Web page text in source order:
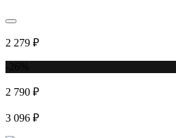
2 279 ₽
2 790 ₽
3 096 ₽